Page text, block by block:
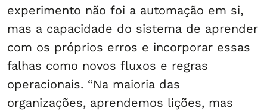
experimento não foi a automação em si,
mas a capacidade do sistema de aprender
com os próprios erros e incorporar essas
falhas como novos fluxos e regras
operacionais. “Na maioria das
organizações, aprendemos lições, mas